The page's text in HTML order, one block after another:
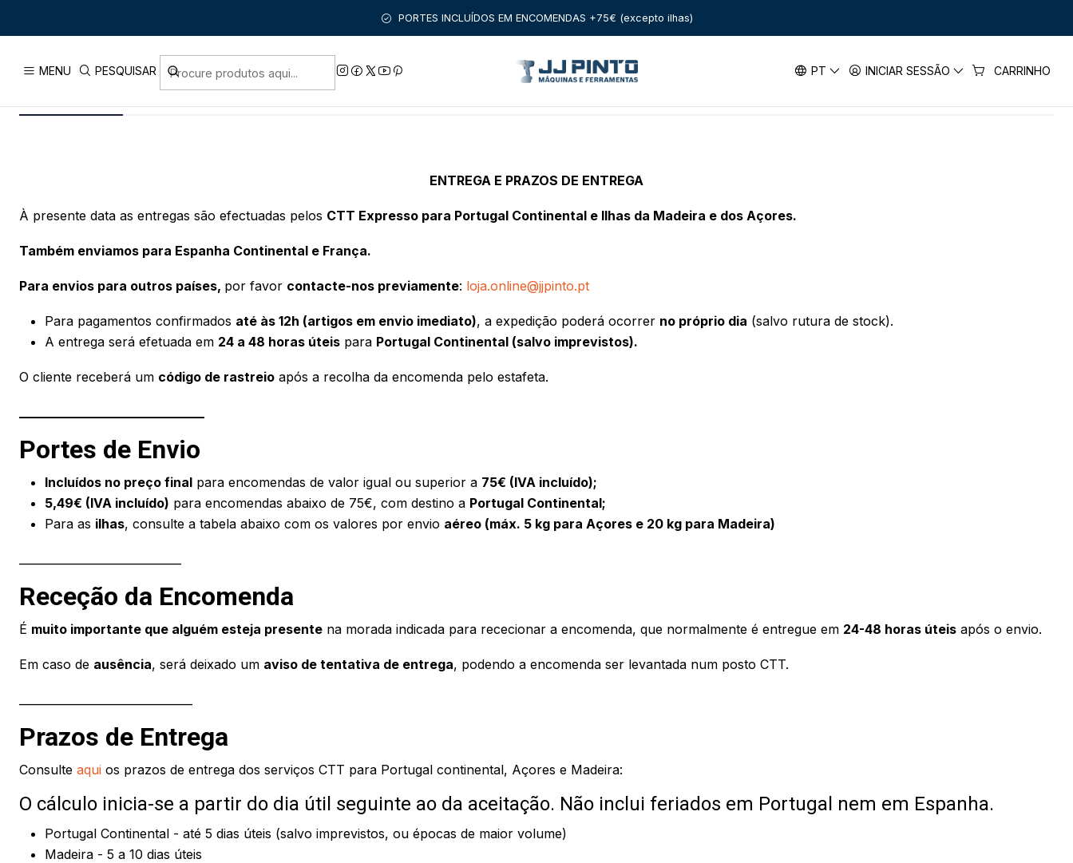
MENU PESQUISAR PT INICIAR SESSÃO CARRINHO
PORTES INCLUÍDOS EM ENCOMENDAS +75€ (excepto ilhas)
Início Entregas Entregas
PUBLICADO EM 21/02/2020
ENTREGA E PRAZOS DE ENTREGA
À presente data as entregas são efectuadas pelos CTT Expresso para Portugal Continental e Ilhas da Madeira e dos Açores.
Também enviamos para Espanha Continental e França.
Para envios para outros países, por favor contacte-nos previamente: loja.online@jjpinto.pt
Para pagamentos confirmados até às 12h (artigos em envio imediato), a expedição poderá ocorrer no próprio dia (salvo rutura de stock).
A entrega será efetuada em 24 a 48 horas úteis para Portugal Continental (salvo imprevistos).
O cliente receberá um código de rastreio após a recolha da encomenda pelo estafeta.
Portes de Envio
Incluídos no preço final para encomendas de valor igual ou superior a 75€ (IVA incluído);
5,49€ (IVA incluído) para encomendas abaixo de 75€, com destino a Portugal Continental;
Para as ilhas, consulte a tabela abaixo com os valores por envio aéreo (máx. 5 kg para Açores e 20 kg para Madeira)
Receção da Encomenda
É muito importante que alguém esteja presente na morada indicada para rececionar a encomenda, que normalmente é entregue em 24-48 horas úteis após o envio.
Em caso de ausência, será deixado um aviso de tentativa de entrega, podendo a encomenda ser levantada num posto CTT.
Prazos de Entrega
Consulte aqui os prazos de entrega dos serviços CTT para Portugal continental, Açores e Madeira:
O cálculo inicia-se a partir do dia útil seguinte ao da aceitação. Não inclui feriados em Portugal nem em Espanha.
Portugal Continental - até 5 dias úteis (salvo imprevistos, ou épocas de maior volume)
Madeira - 5 a 10 dias úteis